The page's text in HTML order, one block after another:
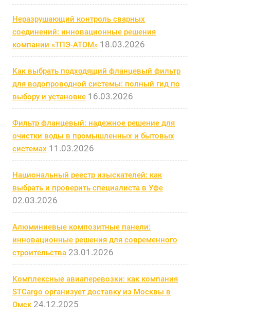
Неразрушающий контроль сварных
соединений: инновационные решения
компании «ТПЭ-АТОМ» 18.03.2026
Как выбрать подходящий фланцевый фильтр
для водопроводной системы: полный гид по
выбору и установке 16.03.2026
Фильтр фланцевый: надежное решение для
очистки воды в промышленных и бытовых
системах 11.03.2026
Национальный реестр изыскателей: как
выбрать и проверить специалиста в Уфе
02.03.2026
Алюминиевые композитные панели:
инновационные решения для современного
строительства 23.01.2026
Комплексные авиаперевозки: как компания
STCargo организует доставку из Москвы в
Омск 24.12.2025